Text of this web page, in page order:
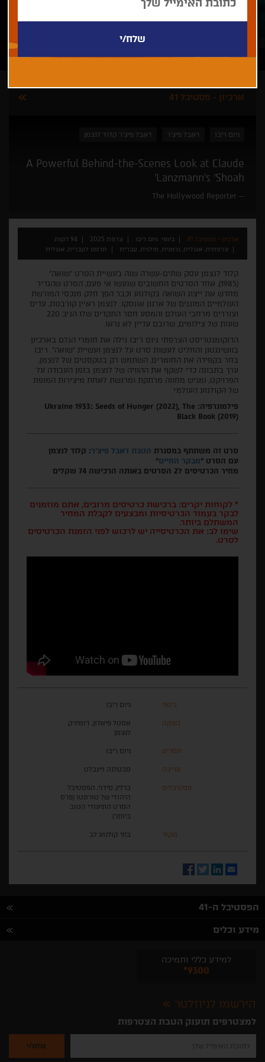
ארכיון - פסטיבל 41
גיום ריבו דאבל פיצ'ר דאבל פיצ'ר קלוד לנצמן
A Powerful Behind-the-Scenes Look at Claude
Lanzmann’s ‘Shoah’
The Hollywood Reporter
ארכיון - פסטיבל 41 בימוי: גיום ריבו צרפת 2025
94 דקות
צרפתית, אנגלית, גרמנית, פולנית, עברית
תרגום לעברית, אנגלית
קלוד לנצמן עסק שתים-עשרה שנה בעשיית הסרט "שואה"
(1985), אחד הסרטים החשובים שנעשו אי פעם, הסרט שהגדיר
מחדש את ייצוג השואה בקולנוע וכבר הפך חלק מנכסי המורשת
העולמיים המוגנים של ארגון אונסקו. לנצמן ראיין קורבנות, עדים
וצוררים מרחבי העולם והמסע חסר התקדים שלו הניב 220
שעות של צילומים, שרובם עדיין לא נראו.
הדוקומנטריסט הצרפתי גיום ריבו גילה את חומרי הגלם בארכיון
בוושינגטון והחליט לעשות סרט על לנצמן ועשיית "שואה". ריבו
בחר בקפידה את החומרים, השתמש רק בטקסטים של לנצמן,
ערך בתבונה כדי לשקף את ההוויה של לנצמן בזמן העבודה על
הפרויקט, ומגיש מחווה מרתקת ומרגשת לאחת מיצירות המופת
של הקולנוע העולמי.
פילמוגרפיה: Ukraine 1933: Seeds of Hunger (2022), The
Black Book (2019)
סרט זה משתתף במסגרת הטבת דאבל פיצ'ר: קלוד לנצמן
עם הסרט "מבקר החיים"
מחיר הכרטיסים ל2 הסרטים באותה הרכישה 74 שקלים
* לקוחות יקרים: ברכישת כרטיסים מרובים, אתם מוזמנים
לבקר בעמוד הכרטיסיות ומבצעים לקבלת המחיר
המשתלם ביותר.
שימו לב: את הכרטיסייה יש לרכוש לפני הזמנת הכרטיסים
לסרט.
בימוי גיום ריבו
הפקה
אסטל פיאלון, דומיניק
לנצמן
תסריט גיום ריבו
עריכה סבטלנה ויינבלט
פסטיבלים
ברלין, סידני, הפסטיבל
היהודי של טורונטו (פרס
הסרט התיעודי הטוב
ביותר)
מקור בתי קולנוע לב
Email
LinkedIn
Twitter
Facebook
הפסטיבל ה-41
מידע וכלים
למידע כללי ותמיכה
*9300
הירשמו לניוזלטר
למצטרפים תוענק הטבת הצטרפות
להזין